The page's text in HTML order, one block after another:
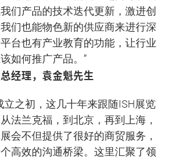
们产品的技术迭代更新，激进创
们也能物色新的供应商来进行深
台也有产业教育的功能，让行业
如何推广产品。”
经理，袁金魁先生
立之初，这几十年来跟随ISH展览
法兰克福，到北京，再到上海，
会不但提供了很好的商贸服务，
高效的沟通桥梁。这里汇聚了领